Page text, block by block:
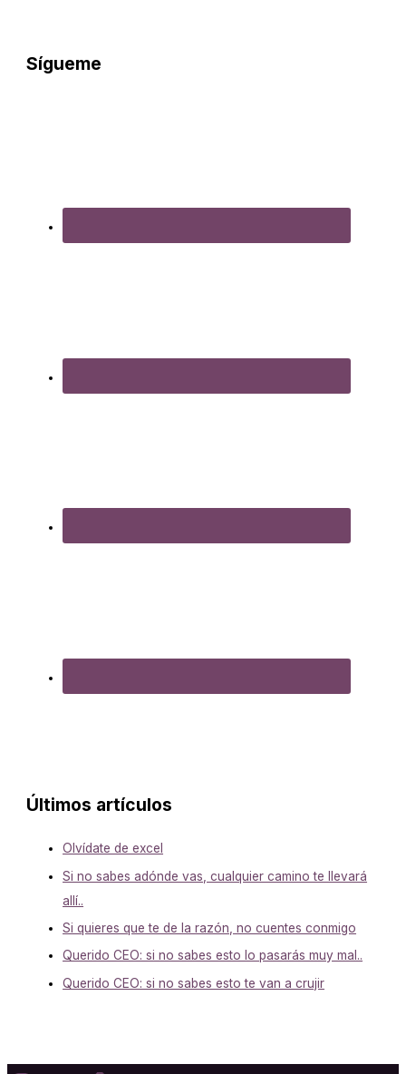
Sígueme
Últimos artículos
Olvídate de excel
Si no sabes adónde vas, cualquier camino te llevará
allí..
Si quieres que te de la razón, no cuentes conmigo
Querido CEO: si no sabes esto lo pasarás muy mal..
Querido CEO: si no sabes esto te van a crujir